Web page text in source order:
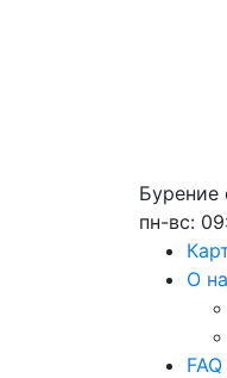
Бурение
пн-вс:
О
FAQ